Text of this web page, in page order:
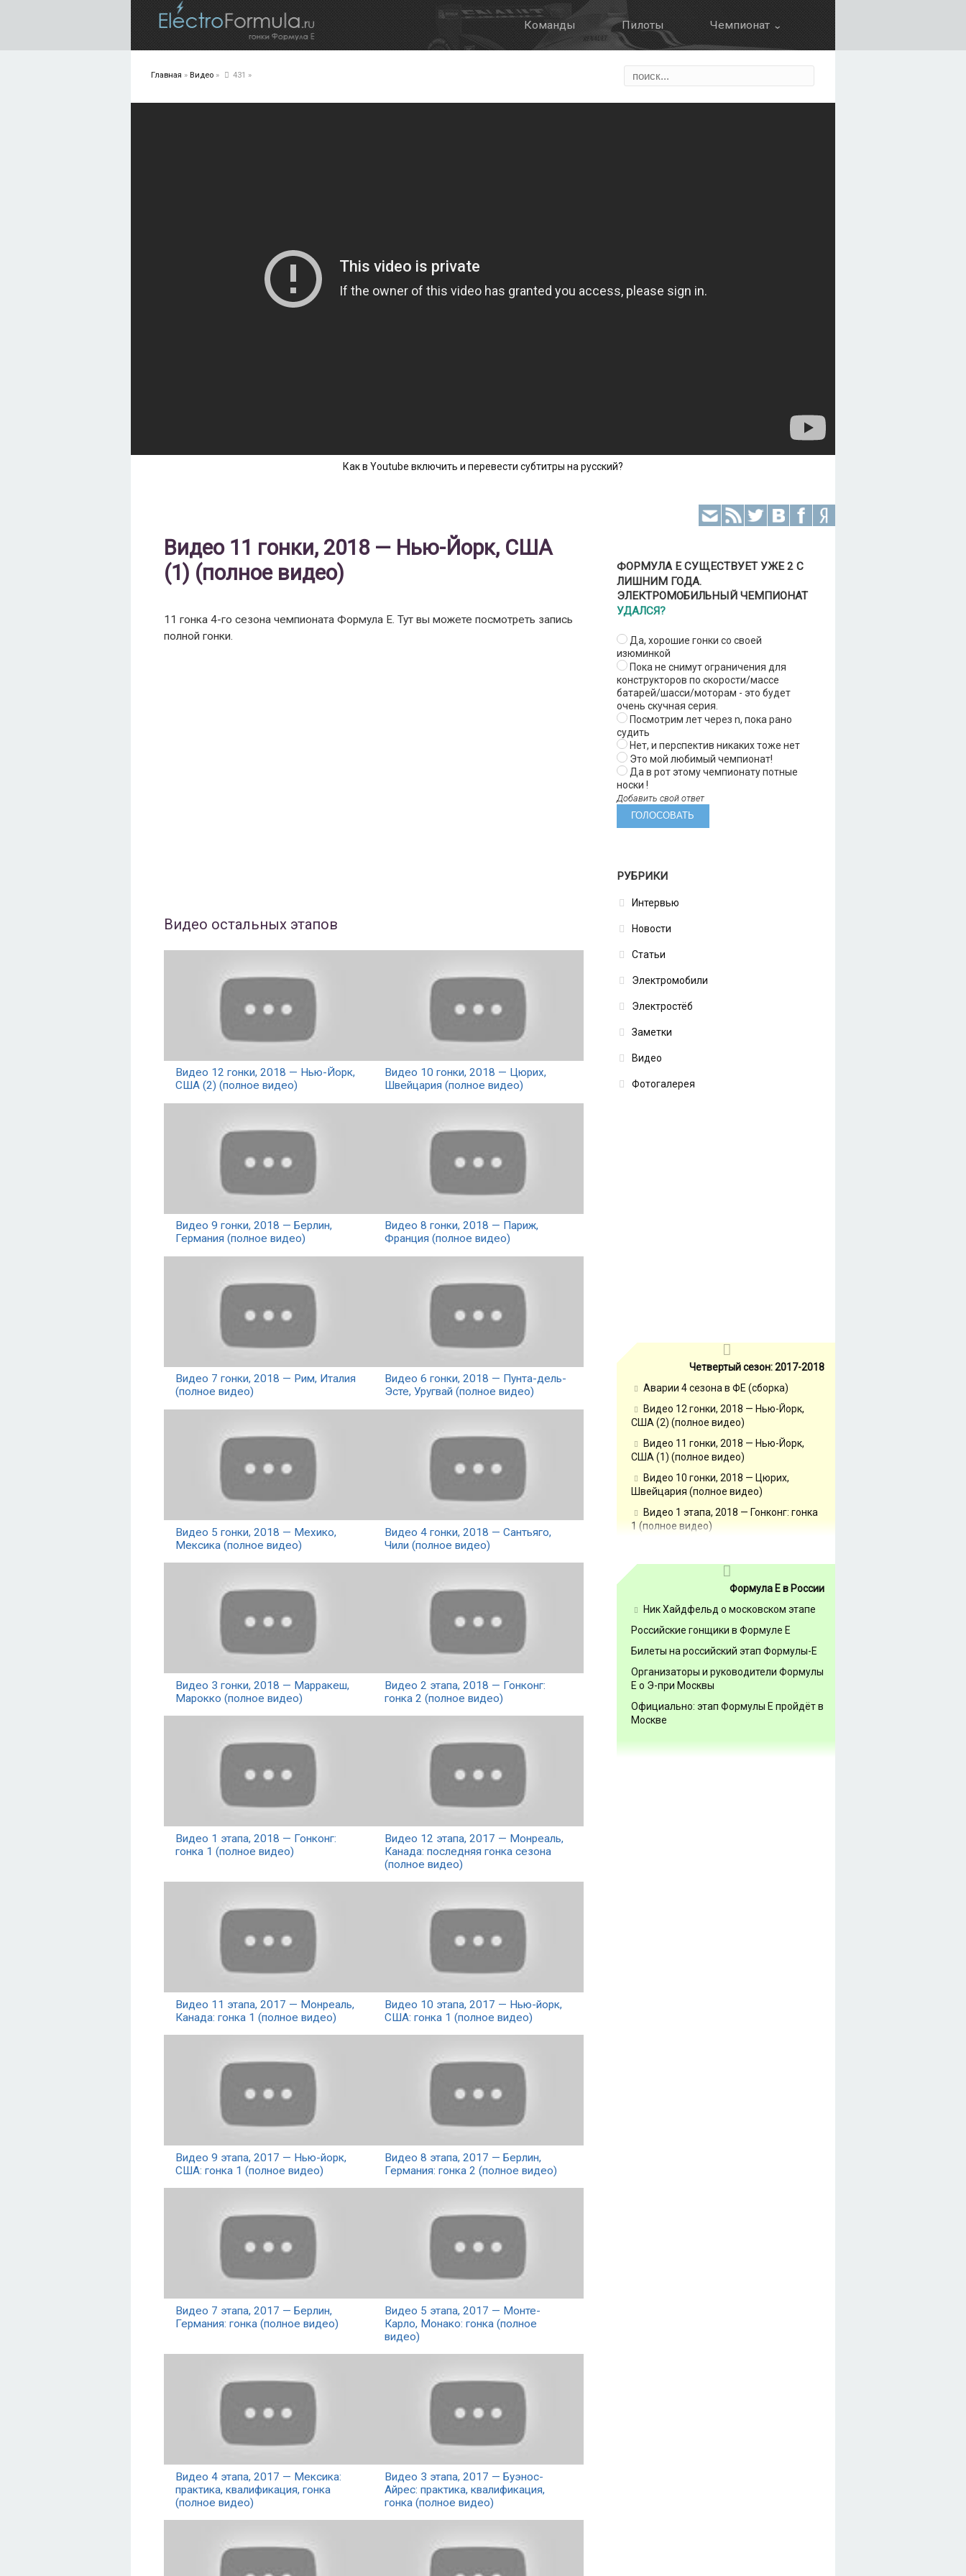
Команды Пилоты Чемпионат ⌄
Онлайн трансляция
Календарь
Результаты
Главная » Видео » 431 »
Как в Youtube включить и перевести субтитры на русский?
Видео 11 гонки, 2018 — Нью-Йорк, США
(1) (полное видео)
11 гонка 4-го сезона чемпионата Формула Е. Тут вы можете посмотреть запись
полной гонки.
Видео остальных этапов
Видео 12 гонки, 2018 — Нью-Йорк,
США (2) (полное видео)
Видео 10 гонки, 2018 — Цюрих,
Швейцария (полное видео)
Видео 9 гонки, 2018 — Берлин,
Германия (полное видео)
Видео 8 гонки, 2018 — Париж,
Франция (полное видео)
Видео 7 гонки, 2018 — Рим, Италия
(полное видео)
Видео 6 гонки, 2018 — Пунта-дель-
Эсте, Уругвай (полное видео)
Видео 5 гонки, 2018 — Мехико,
Мексика (полное видео)
Видео 4 гонки, 2018 — Сантьяго,
Чили (полное видео)
Видео 3 гонки, 2018 — Марракеш,
Марокко (полное видео)
Видео 2 этапа, 2018 — Гонконг:
гонка 2 (полное видео)
Видео 1 этапа, 2018 — Гонконг:
гонка 1 (полное видео)
Видео 12 этапа, 2017 — Монреаль,
Канада: последняя гонка сезона
(полное видео)
Видео 11 этапа, 2017 — Монреаль,
Канада: гонка 1 (полное видео)
Видео 10 этапа, 2017 — Нью-йорк,
США: гонка 1 (полное видео)
Видео 9 этапа, 2017 — Нью-йорк,
США: гонка 1 (полное видео)
Видео 8 этапа, 2017 — Берлин,
Германия: гонка 2 (полное видео)
Видео 7 этапа, 2017 — Берлин,
Германия: гонка (полное видео)
Видео 5 этапа, 2017 — Монте-
Карло, Монако: гонка (полное
видео)
Видео 4 этапа, 2017 — Мексика:
практика, квалификация, гонка
(полное видео)
Видео 3 этапа, 2017 — Буэнос-
Айрес: практика, квалификация,
гонка (полное видео)
ФОРМУЛА Е СУЩЕСТВУЕТ УЖЕ 2 С
ЛИШНИМ ГОДА.
ЭЛЕКТРОМОБИЛЬНЫЙ ЧЕМПИОНАТ
УДАЛСЯ?
Да, хорошие гонки со своей
изюминкой
Пока не снимут ограничения для
конструкторов по скорости/массе
батарей/шасси/моторам - это будет
очень скучная серия.
Посмотрим лет через n, пока рано
судить
Нет, и перспектив никаких тоже нет
Это мой любимый чемпионат!
Да в рот этому чемпионату потные
носки !
Добавить свой ответ
РУБРИКИ
Интервью
Новости
Статьи
Электромобили
Электростёб
Заметки
Видео
Фотогалерея
Четвертый сезон: 2017-2018
Аварии 4 сезона в ФЕ (сборка)
Видео 12 гонки, 2018 — Нью-Йорк,
США (2) (полное видео)
Видео 11 гонки, 2018 — Нью-Йорк,
США (1) (полное видео)
Видео 10 гонки, 2018 — Цюрих,
Швейцария (полное видео)
Видео 1 этапа, 2018 — Гонконг: гонка
1 (полное видео)
Формула Е в России
Ник Хайдфельд о московском этапе
Российские гонщики в Формуле Е
Билеты на российский этап Формулы-Е
Организаторы и руководители Формулы
Е о Э-при Москвы
Официально: этап Формулы Е пройдёт в
Москве